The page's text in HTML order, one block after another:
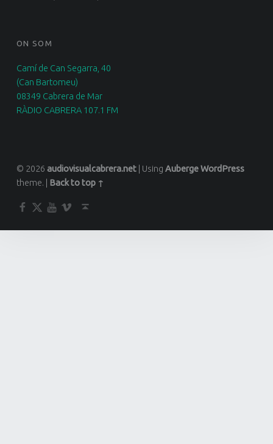
ON SOM
Camí de Can Segarra, 40
(Can Bartomeu)
08349 Cabrera de Mar
RÀDIO CABRERA 107.1 FM
© 2026 audiovisualcabrera.net Using AubergeWordPress
theme.
Back to top ↑
Facebook
TwitterYouTube
Vimeo